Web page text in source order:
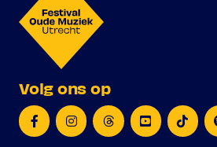
Volg ons op